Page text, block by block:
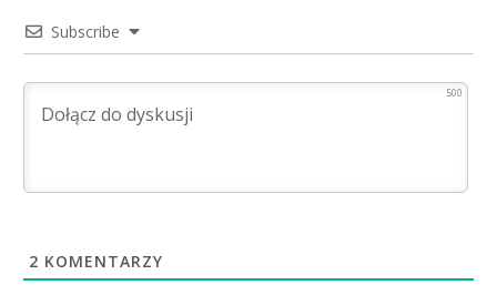
Subscribe
500
2 KOMENTARZY